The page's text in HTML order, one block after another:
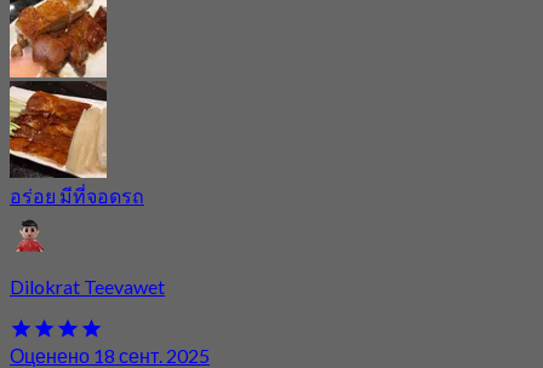
อร่อย มีที่จอดรถ
Dilokrat Teevawet
Оценено 18 сент. 2025